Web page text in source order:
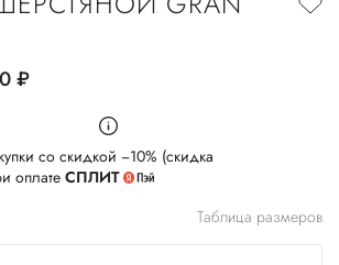
руб.
со скидкой −10% (скидка
оплате СПЛИТ
Таблица размеров